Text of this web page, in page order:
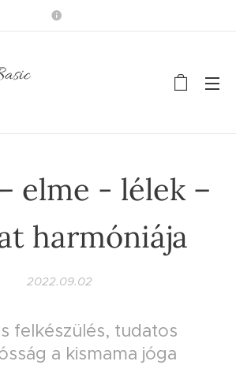
elme - lélek –
harmóniája
2022.09.02
felkészülés, tudatos
a kismama jóga